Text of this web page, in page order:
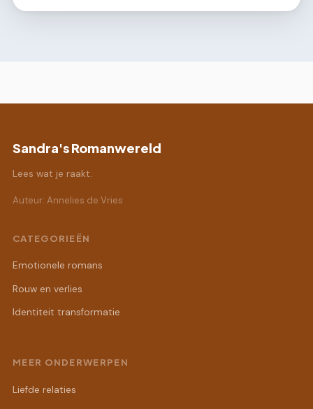
Sandra's Romanwereld
Lees wat je raakt.
Auteur: Annelies de Vries
CATEGORIEËN
Emotionele romans
Rouw en verlies
Identiteit transformatie
MEER ONDERWERPEN
Liefde relaties